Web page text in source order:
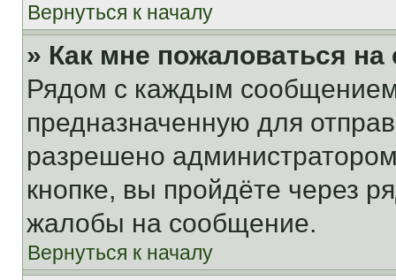
Вернуться к началу
» Как мне пожаловаться
Рядом с каждым сообщением
предназначенную для
разрешено
кнопке, вы пройдёте через
жалобы на сообщение.
Вернуться к началу